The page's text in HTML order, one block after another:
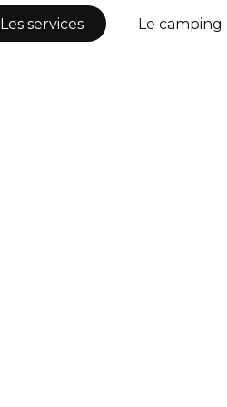
Les services Le camping